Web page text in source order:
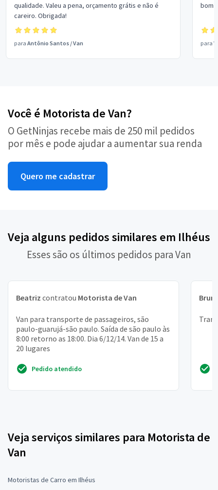
qualidade. Valeu a pena, orçamento grátis e não é
careiro. Obrigada!
para Antônio Santos /Van
bom
para
Você é Motorista de Van?
O GetNinjas recebe mais de 250 mil pedidos
por mês e pode ajudar a aumentar sua renda
Quero me cadastrar
Veja alguns pedidos similares em Ilhéus
Esses são os últimos pedidos para Van
Beatriz contratou Motorista de Van
Van para transporte de passageiros, são
paulo-guarujá-são paulo. Saída de são paulo às
8:00 retorno as 18:00. Dia 6/12/14. Van de 15 a
20 lugares
Pedido atendido
Veja serviços similares para Motorista de
Van
Motoristas de Carro em Ilhéus